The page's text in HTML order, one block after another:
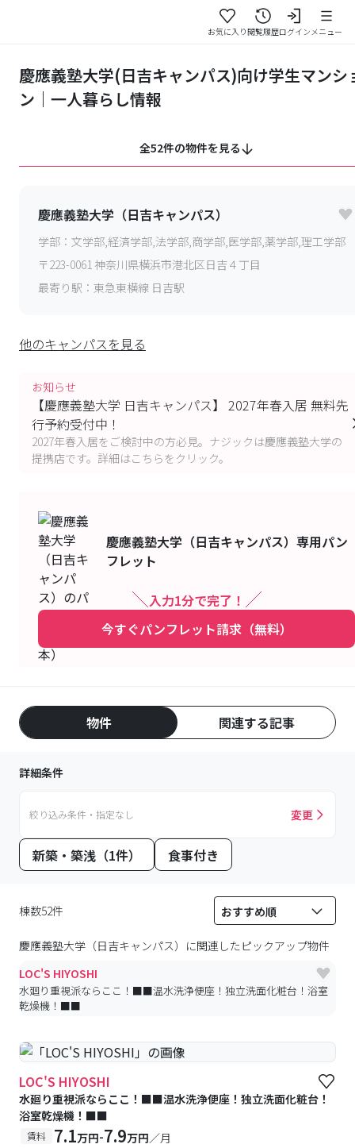
お気に入り閲覧履歴ログインメニュー
慶應義塾大学(日吉キャンパス)向け学生マンシ
ン｜一人暮らし情報
全52件の物件を見る
慶應義塾大学（日吉キャンパス）
学部： 文学部,経済学部,法学部,商学部,医学部,薬学部,理工学部
〒223-0061神奈川県横浜市港北区日吉４丁目
最寄り駅： 東急東横線 日吉駅
他のキャンパスを見る
お知らせ
【慶應義塾大学 日吉キャンパス】 2027年春入居 無料先
行予約受付中！
2027年春入居をご検討中の方必見。ナジックは慶應義塾大学の
提携店です。詳細はこちらをクリック。
慶應義塾大学（日吉キャンパス） 専用パン
フレット
入力1分で完了！
今すぐパンフレット請求（無料）
物件 関連する記事
詳細条件
絞り込み条件・指定なし 変更
新築・築浅（1件） 食事付き
棟数52件
慶應義塾大学（日吉キャンパス） に関連したピックアップ物件
LOC'S HIYOSHI
水廻り重視派ならここ！■■温水洗浄便座！独立洗面化粧台！浴室
乾燥機！■■
LOC'S HIYOSHI
水廻り重視派ならここ！■■温水洗浄便座！独立洗面化粧台！
浴室乾燥機！■■
賃料 7.1万円-7.9万円／月